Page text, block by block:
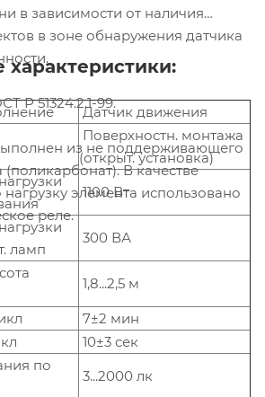
в зависимости от наличия
в зоне обнаружения датчика
Р 51324.2.1-99.
из не поддерживающего
(поликарбонат). В качестве
элемента использовано
реле.
характеристики:
Датчик движения
Поверхностн. монтажа
(открыт. установка)
1100 Вт
ламп
300 ВА
1,8...2,5 м
7±2 мин
10±3 сек
по
3...2000 лк